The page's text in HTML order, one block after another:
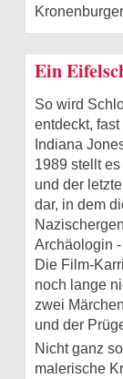
Ein
So wird
entdeckt,
Indiana
1989 stellt
und der
dar, in dem
Archäologin
Die Film-
noch lange
zwei
und der
Nicht ganz
malerische